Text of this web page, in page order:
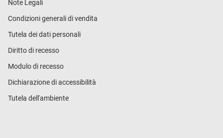
Note Legali
Condizioni generali di vendita
Tutela dei dati personali
Diritto di recesso
Modulo di recesso
Dichiarazione di accessibilità
Tutela dell'ambiente